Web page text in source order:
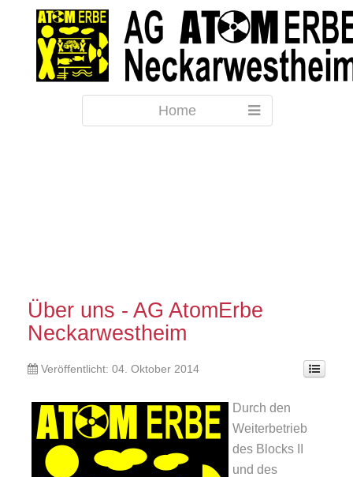
Home
Über uns - AG AtomErbe
Neckarwestheim
Veröffentlicht: 04. Oktober 2014
Durch den
Weiterbetrieb
des Blocks II
und des